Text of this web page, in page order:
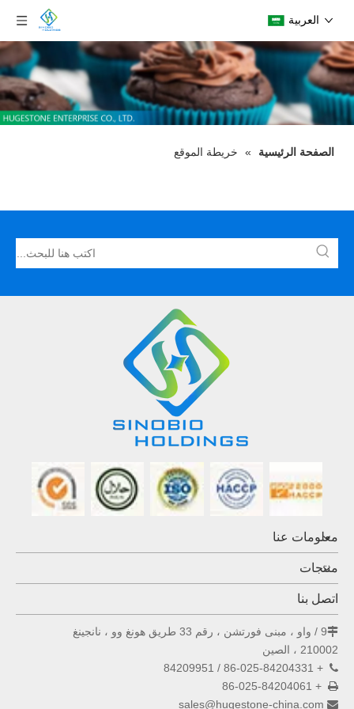
العربية
الصفحة الرئيسية » خريطة الموقع
معلومات عنا
منتجات
اتصل بنا
9 / واو ، مبنى فورتشن ، رقم 33 طريق هونغ وو ، نانجينغ
210002 ، الصين

+ 86-025-84204331 / 84209951

+ 86-025-84204061

sales@hugestone-china.com